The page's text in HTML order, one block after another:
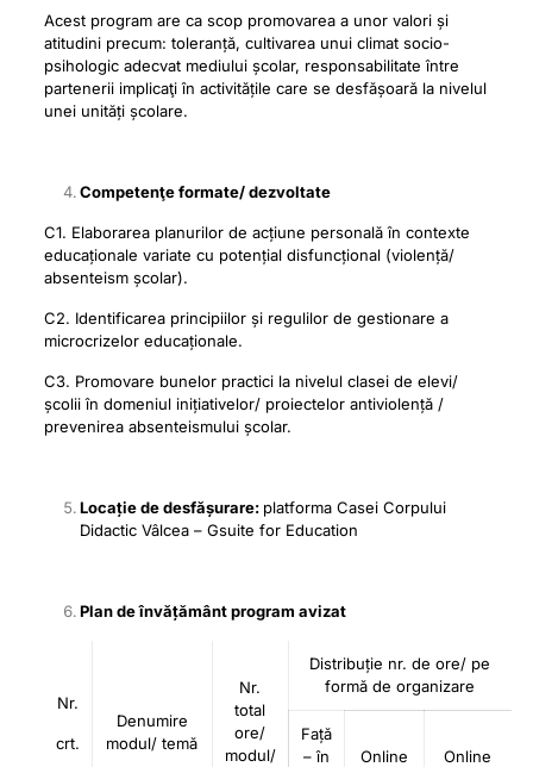
Acest program are ca scop promovarea a unor valori și
atitudini precum: toleranță, cultivarea unui climat socio-
psihologic adecvat mediului școlar, responsabilitate între
partenerii implicaţi în activitățile care se desfășoară la nivelul
unei unități școlare.
Competenţeformate/ dezvoltate
C1. Elaborarea planurilor de acțiune personală în contexte
educaționale variate cu potențial disfuncțional (violență/
absenteism școlar).
C2. Identificarea principiilor și regulilor de gestionare a
microcrizelor educaționale.
C3. Promovare bunelor practici la nivelul clasei de elevi/
școlii în domeniul inițiativelor/ proiectelor antiviolență /
prevenirea absenteismului școlar.
Locație de desfășurare: platforma Casei Corpului
Didactic Vâlcea – Gsuite for Education
Plan de învățământ program avizat
Nr.
crt.
Denumire
modul/ temă
Nr.
total
ore/
modul/
Distribuție nr. de ore/ pe
formă de organizare
Față
– în
Online
Online